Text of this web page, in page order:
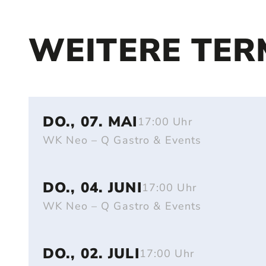
WEITERE
DO., 07. MAI 17:00 Uhr
WK Neo – Q Gastro & Events
DO., 04. JUNI17:00 Uhr
WK Neo – Q Gastro & Events
DO., 02. JULI17:00 Uhr